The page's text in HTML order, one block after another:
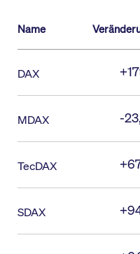
Name
DAX
MDAX -
TecDAX
SDAX